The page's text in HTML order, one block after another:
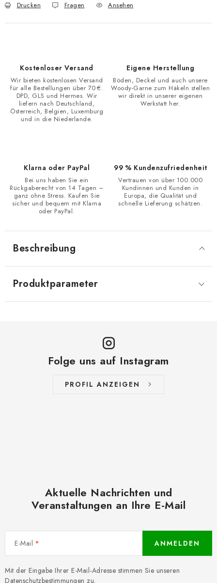
Drucken Fragen Ansehen
Kostenloser Versand
Wir bieten kostenlosen Versand
für alle Bestellungen über 70 €.
DPD, GLS und Hermes. Wir
liefern nach Deutschland,
Österreich, Belgien, Luxemburg
und in die Niederlande.
Eigene Herstellung
Böden, Deckel und auch unsere
Woody-Garne zum Häkeln stellen
wir direkt in unserer eigenen
Werkstatt her.
Klarna oder PayPal
Bei uns haben Sie ein
Rückgaberecht von 14 Tagen –
ganz ohne Stress. Kaufen Sie
sicher und bequem mit Klarna
oder PayPal.
99 % Kundenzufriedenheit
Vertrauen von über 100.000
Kundinnen und Kunden in
Europa, die Qualität und
schnelle Lieferung schätzen.
Beschreibung
Produktparameter
Folge uns auf Instagram
PROFIL ANZEIGEN
Aktuelle Nachrichten und
Veranstaltungen an Ihre E-Mail
E-Mail
Mit der Eingabe Ihrer E-Mail-Adresse stimmen Sie unseren
Datenschutzbestimmungen zu.
ANMELDEN